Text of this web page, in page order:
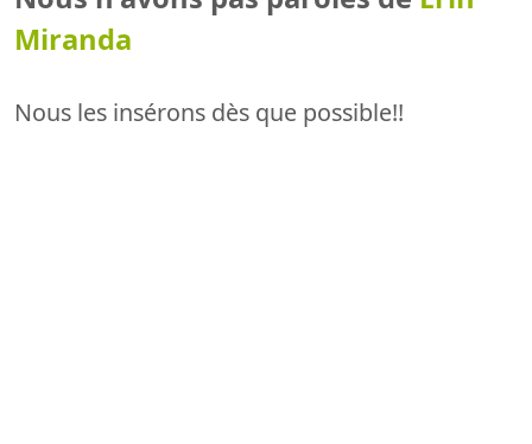
Miranda
Nous les insérons dès que possible!!